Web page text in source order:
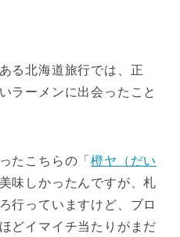
る北海道旅行では、正
ラーメンに出会ったこと
たこちらの「橙ヤ（だい
味しかったんですが、札
行っていますけど、ブロ
どイマイチ当たりがまだ